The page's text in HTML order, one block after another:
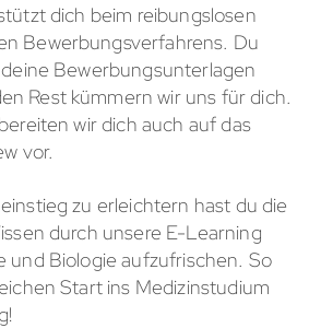
dich beim reibungslosen
Bewerbungsverfahrens. Du
Bewerbungsunterlagen
Rest kümmern wir uns für dich.
wir dich auch auf das
vor.
zu erleichtern hast du die
durch unsere E-Learning
und Biologie aufzufrischen. So
Start ins Medizinstudium